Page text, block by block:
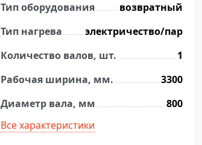
Тип оборудования
возвратный
Тип нагрева
электричество/пар
Количество валов, шт.
1
Рабочая ширина, мм.
3300
Диаметр вала, мм
800
Все характеристики